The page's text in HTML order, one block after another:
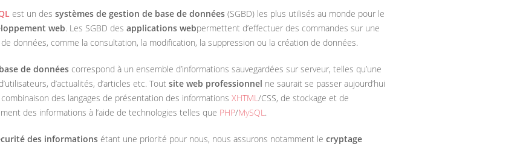
est un des systèmes de gestion de base de données (SGBD) les plus utilisés au monde pour le
web. Les SGBD des applications webpermettent d’effectuer des commandes sur une
données, comme la consultation, la modification, la suppression ou la création de données.
base de données correspond à un ensemble d’informations sauvegardées sur serveur, telles qu’une
d’actualités, d’articles etc. Tout site web professionnel ne saurait se passer aujourd’hui
des langages de présentation des informations XHTML/CSS, de stockage et de
des informations à l’aide de technologies telles que PHP/MySQL.
des informations étant une priorité pour nous, nous assurons notamment le cryptage